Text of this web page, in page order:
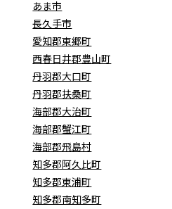
あま市
長久手市
愛知郡東郷町
西春日井郡豊山町
丹羽郡大口町
丹羽郡扶桑町
海部郡大治町
海部郡蟹江町
海部郡飛島村
知多郡阿久比町
知多郡東浦町
知多郡南知多町